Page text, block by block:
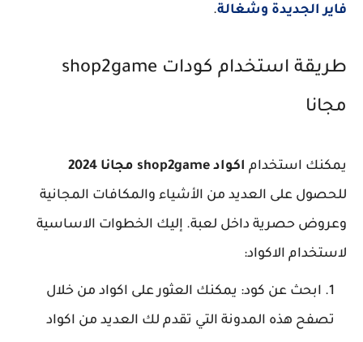
فاير الجديدة وشغالة.
طريقة استخدام كودات shop2game
مجانا
يمكنك استخدام اكواد shop2game مجانا 2024
للحصول على العديد من الأشياء والمكافات المجانية
وعروض حصرية داخل لعبة. إليك الخطوات الاساسية
لاستخدام الاكواد:
ابحث عن كود: يمكنك العثور على اكواد من خلال
تصفح هذه المدونة التي تقدم لك العديد من اكواد